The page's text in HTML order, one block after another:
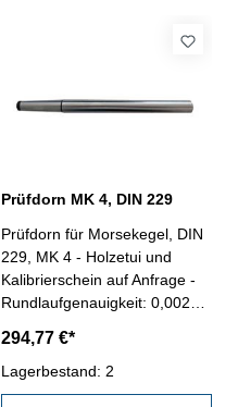
Prüfdorn MK 4, DIN 229
Prüfdorn für Morsekegel, DIN
229, MK 4 - Holzetui und
Kalibrierschein auf Anfrage -
Rundlaufgenauigkeit: 0,002
294,77 €*
Lagerbestand: 2